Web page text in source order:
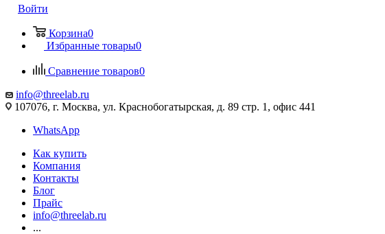
Войти
Корзина0
Избранные товары0
Сравнение товаров0
info@threelab.ru
107076, г. Москва, ул. Краснобогатырская, д. 89 стр. 1, офис 441
WhatsApp
Как купить
Компания
Контакты
Блог
Прайс
info@threelab.ru
...